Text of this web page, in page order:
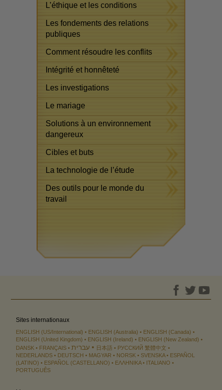
L’éthique et les conditions
Les fondements des relations
publiques
Comment résoudre les conflits
Intégrité et honnêteté
Les investigations
Le mariage
Solutions à un environnement
dangereux
Cibles et buts
La technologie de l’étude
Des outils pour le monde du
travail
Sites internationaux
ENGLISH (US/International) ENGLISH (Australia)
ENGLISH (Canada)
ENGLISH (United Kingdom)
ENGLISH (Ireland)
ENGLISH (New Zealand)
DANSK
FRANÇAIS עברית 日本語 РУССКИЙ 繁體中文
NEDERLANDS
DEUTSCH MAGYAR NORSK SVENSKA
ESPAÑOL
(LATINO)
ESPAÑOL (CASTELLANO) ΕΛΛΗΝΙΚA
ITALIANO
PORTUGUÊS